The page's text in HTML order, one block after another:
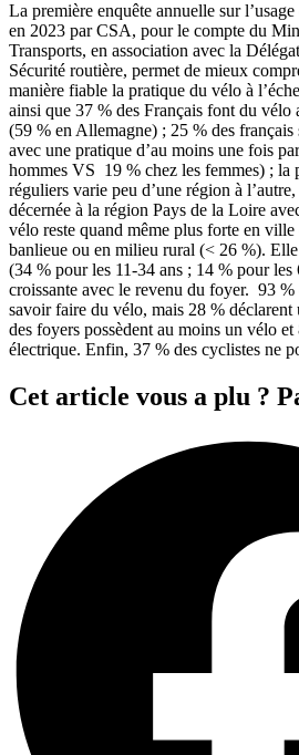
La première enquête annuelle sur
en 2023 par CSA, pour le compte du
Transports, en association avec la
Sécurité routière, permet de mieux
manière fiable la pratique du vélo à
ainsi que 37 % des Français font du vélo
(59 % en Allemagne) ; 25 % des français
avec une pratique d’au moins une fois
hommes VS 19 % chez les femmes) ; la
réguliers varie peu d’une région à
décernée à la région Pays de la Loire
vélo reste quand même plus forte en
banlieue ou en milieu rural (< 26 %). Elle
(34 % pour les 11-34 ans ; 14 % pour les
croissante avec le revenu du foyer. 93 %
savoir faire du vélo, mais 28 %
des foyers possèdent au moins un vélo
électrique. Enfin, 37 % des cyclistes ne
Cet article vous a plu ?